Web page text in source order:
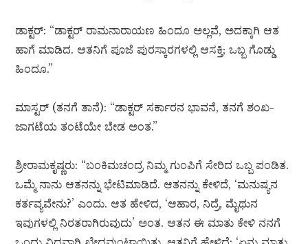
ಡಾಕ್ಟರ್: “ಡಾಕ್ಟರ್ ರಾಮನಾರಾಯಣ ಹಿಂದೂ ಅಲ್ಲವೆ, ಅದಕ್ಕಾಗಿ ಆತ
ಹಾಗೆ ಮಾಡಿದ. ಆತನಿಗೆ ಪೂಜೆ ಪುರಸ್ಕಾರಗಳಲ್ಲಿ ಆಸಕ್ತಿ; ಒಬ್ಬ ಗೊಡ್ಡು
ಹಿಂದೂ.”
ಮಾಸ್ಟರ್ (ತನಗೆ ತಾನೆ): “ಡಾಕ್ಟರ್ ಸರ್ಕಾರನ ಭಾವನೆ, ತನಗೆ ಶಂಖ-
ಜಾಗಟೆಯ ತಂಟೆಯೇ ಬೇಡ ಅಂತ.”
ಶ್ರೀರಾಮಕೃಷ್ಣರು: “ಬಂಕಿಮಚಂದ್ರ ನಿಮ್ಮ ಗುಂಪಿಗೆ ಸೇರಿದ ಒಬ್ಬ ಪಂಡಿತ.
ಒಮ್ಮೆ ನಾನು ಆತನನ್ನು ಭೇಟಿಮಾಡಿದೆ. ಆತನನ್ನು ಕೇಳಿದೆ, ‘ಮನುಷ್ಯನ
ಕರ್ತವ್ಯವೇನು?’ ಎಂದು. ಆತ ಹೇಳಿದ, ‘ಆಹಾರ, ನಿದ್ರೆ, ಮೈಥುನ
ಇವುಗಳಲ್ಲಿ ನಿರತರಾಗಿರುವುದು’ ಅಂತ. ಆತನ ಈ ಮಾತು ಕೇಳಿ ನನಗೆ